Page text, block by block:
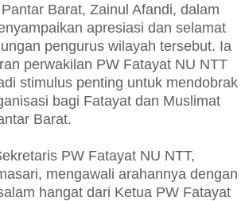
Barat, Zainul Afandi, dalam
apresiasi dan selamat
pengurus wilayah tersebut. Ia
perwakilan PW Fatayat NU NTT
stimulus penting untuk mendobrak
bagi Fatayat dan Muslimat
Barat.
PW Fatayat NU NTT,
mengawali arahannya dengan
hangat dari Ketua PW Fatayat